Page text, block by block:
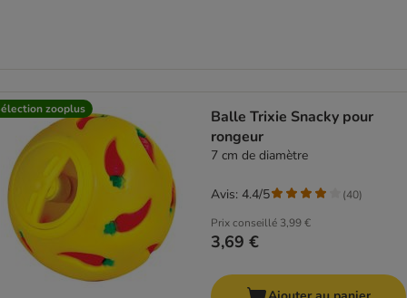
zooplus
Balle Trixie Snacky pour
rongeur
7 cm de diamètre
Prix conseillé 3,99 €
3,69 €
Avis: 4.4/5 (40)